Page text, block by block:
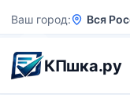
Ваш город Вся
КПшка.ру